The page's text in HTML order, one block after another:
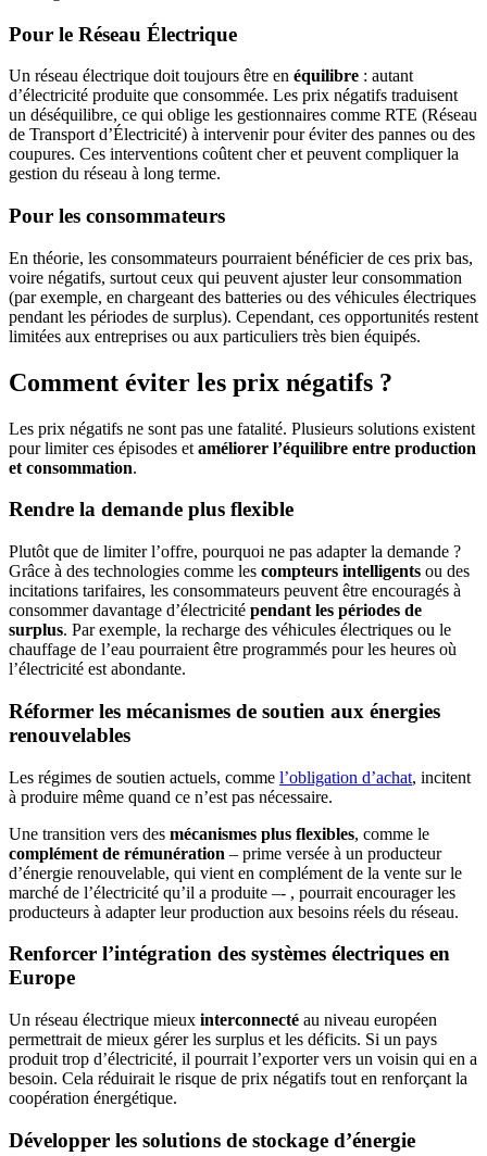
Pour le Réseau Électrique
Un réseau électrique doit toujours être en équilibre : autant
d’électricité produite que consommée. Les prix négatifs traduisent
un déséquilibre, ce qui oblige les gestionnaires comme RTE (Réseau
de Transport d’Électricité) à intervenir pour éviter des pannes ou des
coupures. Ces interventions coûtent cher et peuvent compliquer la
gestion du réseau à long terme.
Pour les consommateurs
En théorie, les consommateurs pourraient bénéficier de ces prix bas,
voire négatifs, surtout ceux qui peuvent ajuster leur consommation
(par exemple, en chargeant des batteries ou des véhicules électriques
pendant les périodes de surplus). Cependant, ces opportunités restent
limitées aux entreprises ou aux particuliers très bien équipés.
Comment éviter les prix négatifs ?
Les prix négatifs ne sont pas une fatalité. Plusieurs solutions existent
pour limiter ces épisodes et améliorer l’équilibre entre production
et consommation.
Rendre la demande plus flexible
Plutôt que de limiter l’offre, pourquoi ne pas adapter la demande ?
Grâce à des technologies comme les compteurs intelligents ou des
incitations tarifaires, les consommateurs peuvent être encouragés à
consommer davantage d’électricité pendant les périodes de
surplus. Par exemple, la recharge des véhicules électriques ou le
chauffage de l’eau pourraient être programmés pour les heures où
l’électricité est abondante.
Réformer les mécanismes de soutien aux énergies
renouvelables
Les régimes de soutien actuels, comme l’obligation d’achat, incitent
à produire même quand ce n’est pas nécessaire.
Une transition vers des mécanismes plus flexibles, comme le
complément de rémunération – prime versée à un producteur
d’énergie renouvelable, qui vient en complément de la vente sur le
marché de l’électricité qu’il a produite –- , pourrait encourager les
producteurs à adapter leur production aux besoins réels du réseau.
Renforcer l’intégration des systèmes électriques en
Europe
Un réseau électrique mieux interconnecté au niveau européen
permettrait de mieux gérer les surplus et les déficits. Si un pays
produit trop d’électricité, il pourrait l’exporter vers un voisin qui en a
besoin. Cela réduirait le risque de prix négatifs tout en renforçant la
coopération énergétique.
Développer les solutions de stockage d’énergie